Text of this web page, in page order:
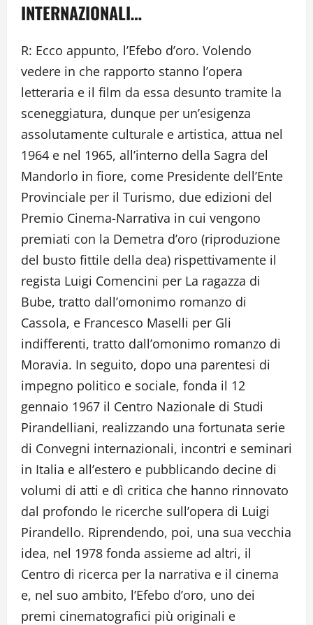
INTERNAZIONALI…
R: Ecco appunto, l’Efebo d’oro. Volendo
vedere in che rapporto stanno l’opera
letteraria e il film da essa desunto tramite la
sceneggiatura, dunque per un’esigenza
assolutamente culturale e artistica, attua nel
1964 e nel 1965, all’interno della Sagra del
Mandorlo in fiore, come Presidente dell’Ente
Provinciale per il Turismo, due edizioni del
Premio Cinema-Narrativa in cui vengono
premiati con la Demetra d’oro (riproduzione
del busto fittile della dea) rispettivamente il
regista Luigi Comencini per La ragazza di
Bube, tratto dall’omonimo romanzo di
Cassola, e Francesco Maselli per Gli
indifferenti, tratto dall’omonimo romanzo di
Moravia. In seguito, dopo una parentesi di
impegno politico e sociale, fonda il 12
gennaio 1967 il Centro Nazionale di Studi
Pirandelliani, realizzando una fortunata serie
di Convegni internazionali, incontri e seminari
in Italia e all’estero e pubblicando decine di
volumi di atti e dì critica che hanno rinnovato
dal profondo le ricerche sull’opera di Luigi
Pirandello. Riprendendo, poi, una sua vecchia
idea, nel 1978 fonda assieme ad altri, il
Centro di ricerca per la narrativa e il cinema
e, nel suo ambito, l’Efebo d’oro, uno dei
premi cinematografici più originali e